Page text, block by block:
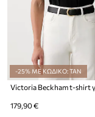
-25% ΜΕ ΚΩΔΙΚΟ: TAN
179,90 €